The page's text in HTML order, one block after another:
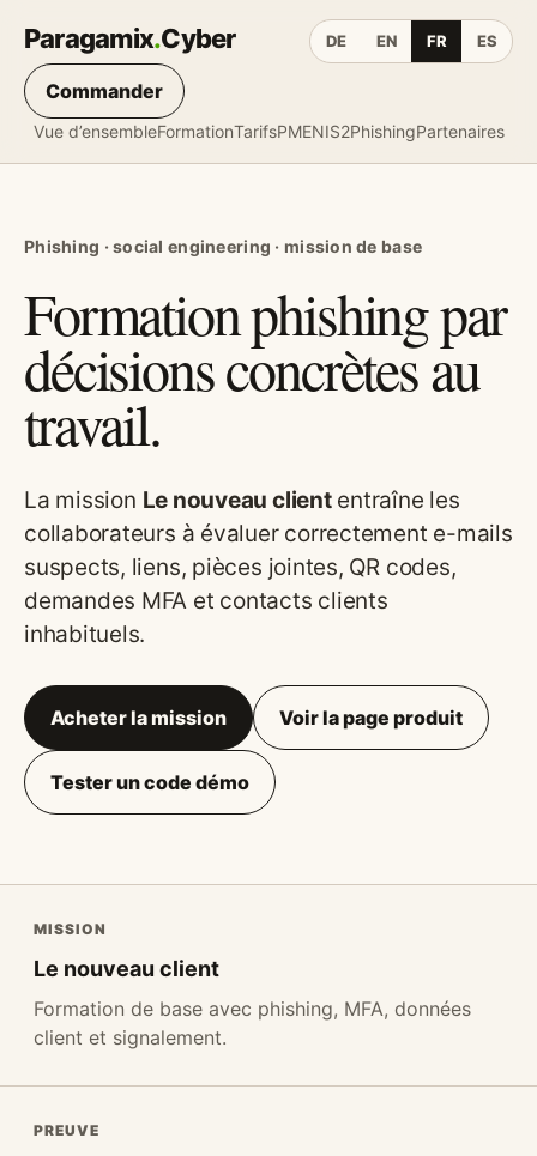
Paragamix.Cyber
Vue d’ensembleFormationTarifsPMENIS2PhishingPartenaires
DE EN FR ES
Commander
Phishing · social engineering · mission de base
Formation phishing par
décisions concrètes au
travail.
La mission Le nouveau cliententraîne les
collaborateurs à évaluer correctement e-mails
suspects, liens, pièces jointes, QR codes,
demandes MFA et contacts clients
inhabituels.
Acheter la mission Voir la page produit
Tester un code démo
MISSION
Le nouveau client
Formation de base avec phishing, MFA, données
client et signalement.
PREUVE